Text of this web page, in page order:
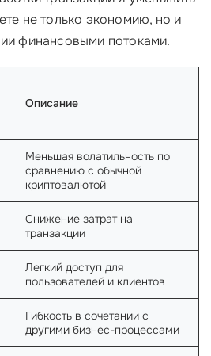
не только экономию, но и
финансовыми потоками.
Описание
Меньшая волатильность по
сравнению с обычной
криптовалютой
Снижение затрат на
транзакции
Легкий доступ для
пользователей и клиентов
Гибкость в сочетании с
другими бизнес-процессами